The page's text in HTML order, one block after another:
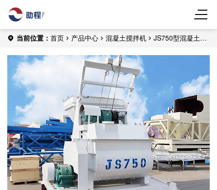
当前位置： 首页 产品中心 混凝土搅拌机
JS750型混凝土搅